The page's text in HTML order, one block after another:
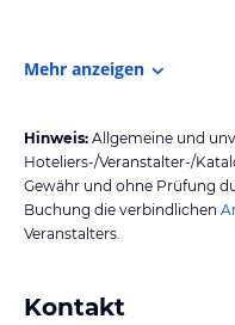
Mehr anzeigen
Hinweis: Allgemeine und
Hoteliers-/Veranstalter-/
Gewähr und ohne Prüfung
Buchung die verbindlichen
Veranstalters.
Kontakt